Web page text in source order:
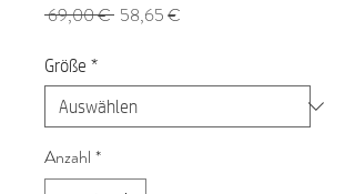
69,00 € Standardpreis
58,65 €
Größe *
Anzahl *